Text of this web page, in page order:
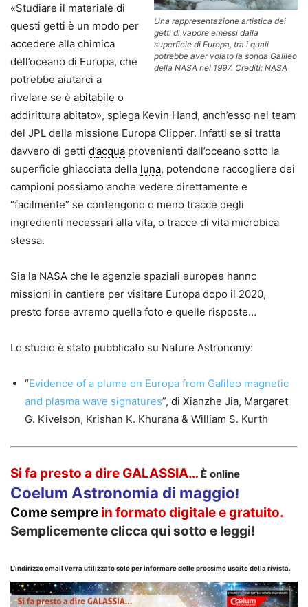
Una rappresentazione artistica dei
getti di vapore emessi dalla
superficie di Europa, tra i quali
potrebbe aver volato la sonda Galileo
della NASA nel 1997. Crediti: NASA
«Studiare il materiale di
questi getti è un modo per
accedere alla chimica
dell’oceano di Europa, che
potrebbe aiutarci a
rivelare se è abitabile o
addirittura abitato», spiega Kevin Hand, anch’esso nel team
del JPL della missione Europa Clipper. Infatti se si tratta
davvero di getti d’acqua provenienti dall’oceano sotto la
superficie ghiacciata della luna, potendone raccogliere dei
campioni possiamo anche vedere direttamente e
“facilmente” se contengono o meno tracce degli
ingredienti necessari alla vita, o tracce di vita microbica
stessa.
Sia la NASA che le agenzie spaziali europee hanno
missioni in cantiere per visitare Europa dopo il 2020,
presto forse avremo quella foto e quelle risposte…
Lo studio è stato pubblicato su Nature Astronomy:
“Evidence of a plume on Europa from Galileo magnetic
and plasma wave signatures”, di Xianzhe Jia, Margaret
G. Kivelson, Krishan K. Khurana & William S. Kurth
Si fa presto a dire GALASSIA… È online
Coelum Astronomia di maggio!
Come sempre in formato digitale e gratuito.
Semplicemente clicca qui sotto e leggi!
L’indirizzo email verrà utilizzato solo per informare delle prossime uscite della rivista.